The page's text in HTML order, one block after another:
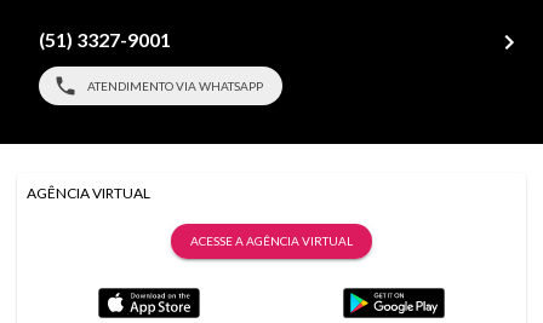
(51) 3327-9001
ATENDIMENTO VIA WHATSAPP
AGÊNCIA VIRTUAL
ACESSE A AGÊNCIA VIRTUAL